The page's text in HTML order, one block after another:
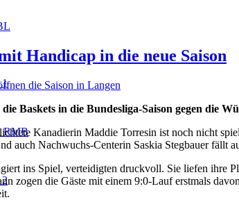
1
RMB
Handicap in die neue Saison
Baskets in die Bundesliga-Saison gegen die
Kanadierin Maddie Torresin ist noch nicht
auch Nachwuchs-Centerin Saskia Stegbauer fällt
ins Spiel, verteidigten druckvoll. Sie liefen ihre
zogen die Gäste mit einem 9:0-Lauf erstmals